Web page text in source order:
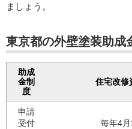
ましょう。
東京都の外壁塗装助成
助成
金制
度
住宅改修
申請
受付
毎年4